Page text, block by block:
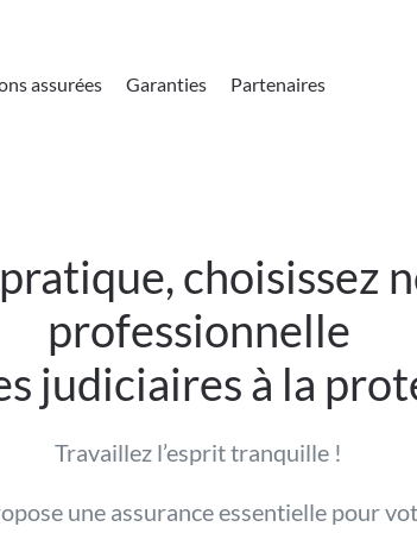
assurées Garanties Partenaires
choisissez
professionnelle
judiciaires à la
Travaillez l’esprit tranquille !
une assurance essentielle pour